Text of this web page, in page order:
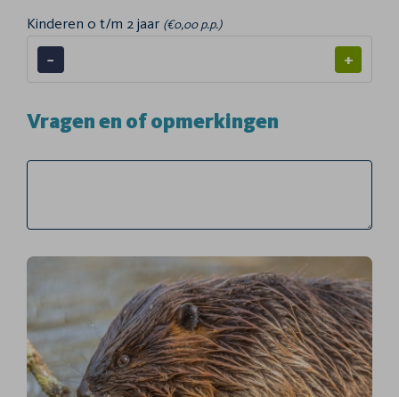
Kinderen 0 t/m 2 jaar (€0,00 p.p.)
− +
Vragen en of opmerkingen